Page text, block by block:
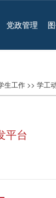
党政管理
生工作 >> 学工
平台